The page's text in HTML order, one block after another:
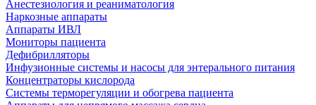
Анестезиология и реаниматология
Наркозные аппараты
Аппараты ИВЛ
Мониторы пациента
Дефибрилляторы
Инфузионные системы и насосы для энтерального питания
Концентраторы кислорода
Системы терморегуляции и обогрева пациента